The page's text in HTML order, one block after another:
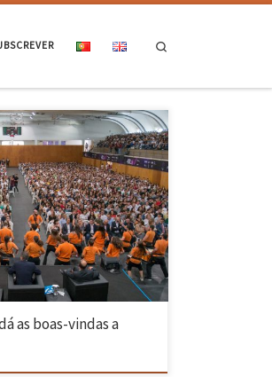
de cerca de 800 novos alunos da
2800 novos estudantes da
recebidos no dia 16 de
do campus de Gualtar, em Braga. A
da Ciência, […]
as boas-vindas a